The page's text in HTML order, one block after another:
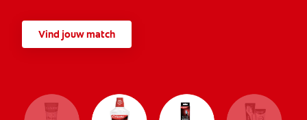
Vind jouw match